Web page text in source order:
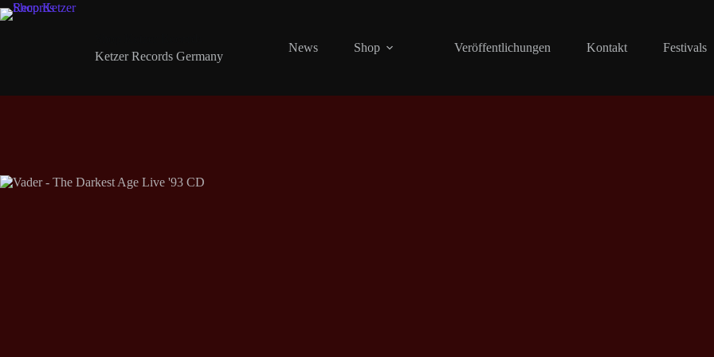
Zum
Inhalt
Ketzer Records Germany
News Shop Veröffentlichungen Kontakt Festivals